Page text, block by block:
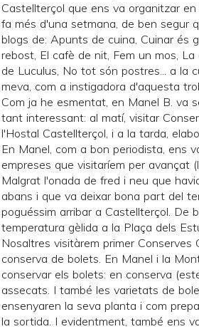
Castellterçol que ens va organitzar
fa més d'una setmana, de ben segur
blogs de: Apunts de cuina, Cuinar és
rebost, El cafè de nit, Fem un mos, La
de Luculus, No tot són postres... a la
meva, com a instigadora d'aquesta
Com ja he esmentat, en Manel B. va
tant interessant: al matí, visitar
l'Hostal Castellterçol, i a la tarda,
En Manel, com a bon periodista, ens
empreses que visitaríem per avançat
Malgrat l'onada de fred i neu que
abans i que va deixar bona part del
poguéssim arribar a Castellterçol. De
temperatura gèlida a la Plaça dels
Nosaltres visitàrem primer Conserves
conserva de bolets. En Manel i la
conservar els bolets: en conserva
assecats. I també les varietats de
ensenyaren la seva planta i com
la sortida. I evidentment, també ens